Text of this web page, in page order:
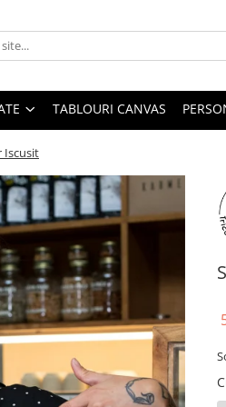
TABLOURI CANVAS
Iscusit